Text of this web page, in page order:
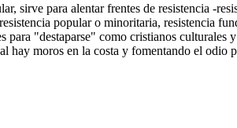
sirve para alentar frentes de resistencia -
popular o minoritaria, resistencia
para "destaparse" como cristianos culturales
hay moros en la costa y fomentando el odio